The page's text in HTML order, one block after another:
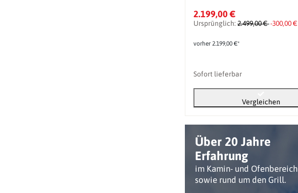
Über 20 Jahre
Erfahrung
im Kamin- und Ofenbereich
sowie rund um den Grill.
2.199,00 €
Ursprünglich: 2.499,00 €-300,00 €
vorher 2.199,00 €*
Sofort lieferbar
Vergleichen